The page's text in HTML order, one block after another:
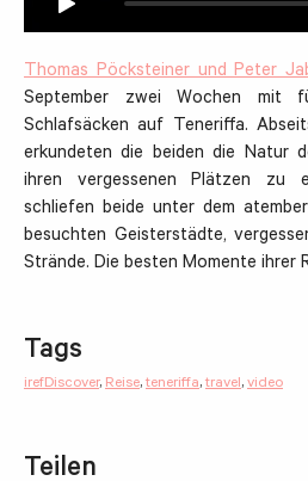
Thomas Pöcksteiner und Peter
September zwei Wochen mit
Schlafsäcken auf Teneriffa.
erkundeten die beiden die Natur
ihren vergessenen Plätzen zu
schliefen beide unter dem
besuchten Geisterstädte,
Strände. Die besten Momente ihrer
Tags
irefDiscover, Reise, teneriffa, travel, video
Teilen